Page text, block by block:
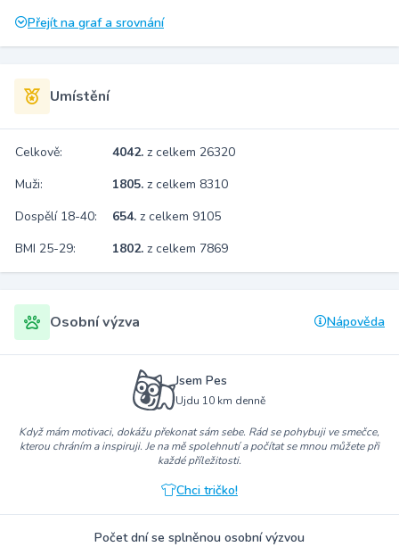
Přejít na graf a srovnání
Umístění
Celkově: 4042. z celkem 26320
Muži:
1805. z celkem 8310
Dospělí 18-40:
654. z celkem 9105
BMI 25-29:
1802. z celkem 7869
Osobní výzva Nápověda
Jsem Pes
Ujdu 10 km denně
Když mám motivaci, dokážu překonat sám sebe. Rád se pohybuji ve smečce,
kterou chráním a inspiruji. Je na mě spolehnutí a počítat se mnou můžete při
každé příležitosti.
Chci tričko!
Počet dní se splněnou osobní výzvou